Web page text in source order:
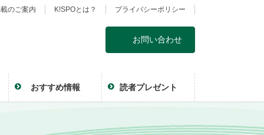
のご案内 K!SPOとは？ プライバシーポリシー
お問い合わせ
おすすめ情報 読者プレゼント